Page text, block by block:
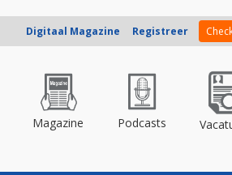
Digitaal Magazine Registreer
Magazine Podcasts